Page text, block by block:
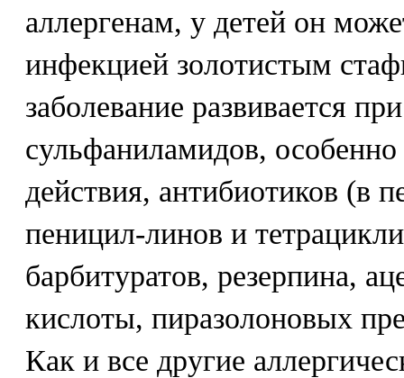
аллергенам, у детей он
инфекцией золотистым
заболевание развивается
сульфаниламидов,
действия, антибиотиков (в
пеницил-линов и
барбитуратов, резерпина,
кислоты, пиразолоновых
Как и все другие